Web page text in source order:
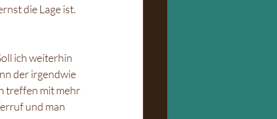
die Lage ist.
ich weiterhin
der irgendwie
treffen mit mehr
und man